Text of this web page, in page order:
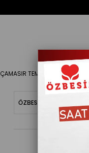
ÇAMASIR TEMIZLEYICILER
ÖZBESINBAKIYE